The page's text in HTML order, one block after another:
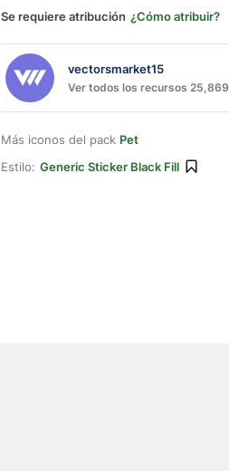
Se requiere atribución ¿Cómo atribuir?
vectorsmarket15
Ver todos los recursos 25,869
Más iconos del pack Pet
Estilo: Generic Sticker Black Fill